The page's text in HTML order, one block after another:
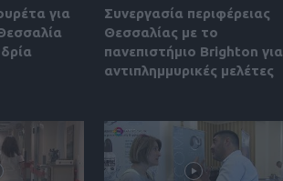
για
Συνεργασία περιφέρειας
Θεσσαλίας με το
πανεπιστήμιο Brighton για
αντιπλημμυρικές μελέτες